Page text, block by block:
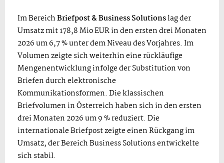
Im BereichBriefpost & Business Solutionslag der
Umsatz mit 178,8 Mio EUR in den ersten drei Monaten
2026 um 6,7 % unter dem Niveau des Vorjahres. Im
Volumen zeigte sich weiterhin eine rückläufige
Mengenentwicklung infolge der Substitution von
Briefen durch elektronische
Kommunikationsformen. Die klassischen
Briefvolumen in Österreich haben sich in den ersten
drei Monaten 2026 um 9 % reduziert. Die
internationale Briefpost zeigte einen Rückgang im
Umsatz, der Bereich Business Solutions entwickelte
sich stabil.